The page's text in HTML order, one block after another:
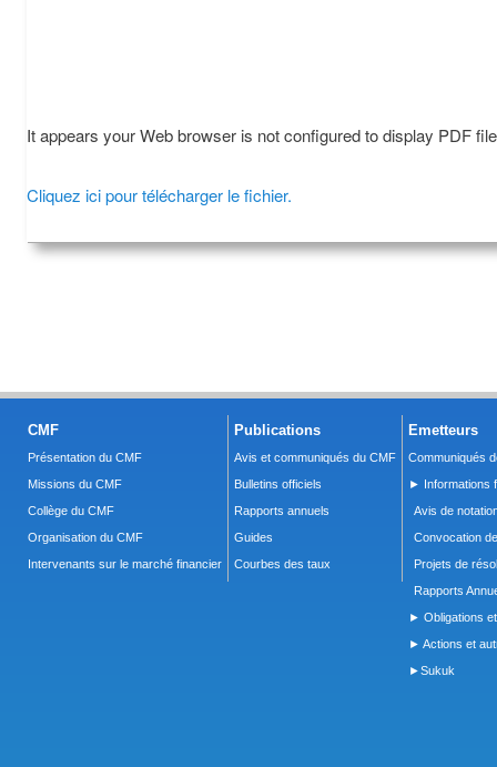
It appears your Web browser is not configured to display PDF
Cliquez ici pour télécharger le fichier.
CMF
Présentation du CMF
Missions du CMF
Collège du CMF
Organisation du CMF
Intervenants sur le marché financier
Publications
Avis et communiqués du CMF
Bulletins officiels
Rapports annuels
Guides
Courbes des taux
Emetteurs
Communiqués
► Informations
Avis de
Convocation
Projets de
Rapports
► Obligations
► Actions et
►Sukuk